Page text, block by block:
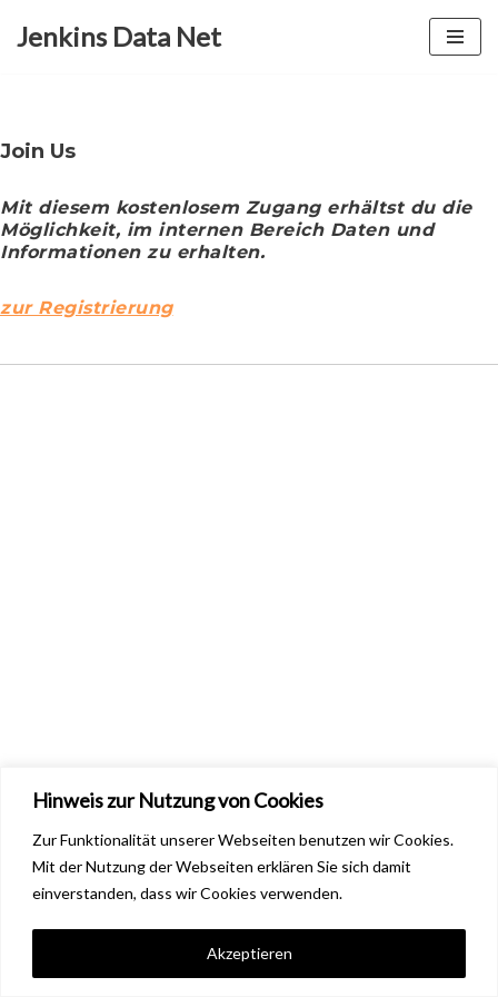
Hinweis zur Nutzung von Cookies
Zur Funktionalität unserer Webseiten benutzen wir Cookies.
Mit der Nutzung der Webseiten erklären Sie sich damit
einverstanden, dass wir Cookies verwenden.
Akzeptieren
Jenkins Data Net
Join Us
Mit diesem kostenlosem Zugang erhältst du die
Möglichkeit, im internen Bereich Daten und
Informationen zu erhalten.
zur Registrierung